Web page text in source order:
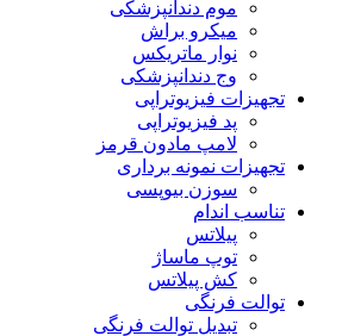
موم دندانپزشکی
میکرو براش
نوار ماتریکس
وج دندانپزشکی
تجهیزات فیزیوتراپی
پد فیزیوتراپی
لامپ مادون قرمز
تجهیزات نمونه برداری
سوزن بیوپسی
تناسب اندام
پیلاتس
توپ ماساژ
کش پیلاتس
توالت فرنگی
تبدیل توالت فرنگی